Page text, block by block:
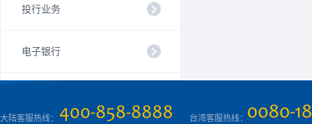
投行业务
电子银行
大陆客服热线： 台湾客服热线：